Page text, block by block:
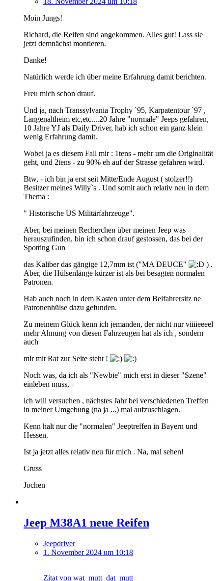
Moin Jungs!
Richard, die Reifen sind angekommen. Alles gut! Lass sie
jetzt demnächst montieren.
Danke!
Natürlich werde ich über meine Erfahrung damit berichten.
Freu mich schon drauf.
Und ja, nach Transsylvania Trophy `95, Karpatentour `97 ,
Langenaltheim etc,etc....20 Jahre "normale" Jeeps gefahren,
10 Jahre YJ als Daily Driver, hab ich schon ein ganz klein
wenig Erfahrung damit.
Wobei ja es diesem Fall mir : 1tens - mehr um die Originalität
geht, und 2tens - zu 90% eh auf der Strasse gefahren wird.
Btw, - ich bin ja erst seit Mitte/Ende August ( stolzer!!)
Besitzer meines Willy`s . Und somit auch relativ neu in dem
Thema :
" Historische US Militärfahrzeuge".
Aber, bei meinen Recherchen über meinen Jeep was
herauszufinden, bin ich schon drauf gestossen, das bei der
Spotting Gun
das Kaliber das gängige 12,7mm ist ("MA DEUCE"
) .
Aber, die Hülsenlänge kürzer ist als bei besagten normalen
Patronen.
Hab auch noch in dem Kasten unter dem Beifahrersitz ne
Patronenhülse dazu gefunden.
Zu meinem Glück kenn ich jemanden, der nicht nur viiiieeeel
mehr Ahnung von diesen Fahrzeugen hat als ich , sondern
auch
mir mit Rat zur Seite steht !
Noch was, da ich als "Newbie" mich erst in dieser "Szene"
einleben muss, -
ich will versuchen , nächstes Jahr bei verschiedenen Treffen
in meiner Umgebung (na ja ...) mal aufzuschlagen.
Kenn halt nur die "normalen" Jeeptreffen in Bayern und
Hessen.
Ist ja jetzt alles relativ neu für mich . Na, mal sehen!
Gruss
Jochen
Jeep M38A1 neue Reifen
Jeepdriver
1. November 2024 um 10:18
Zitat von wat_mutt_dat_mutt